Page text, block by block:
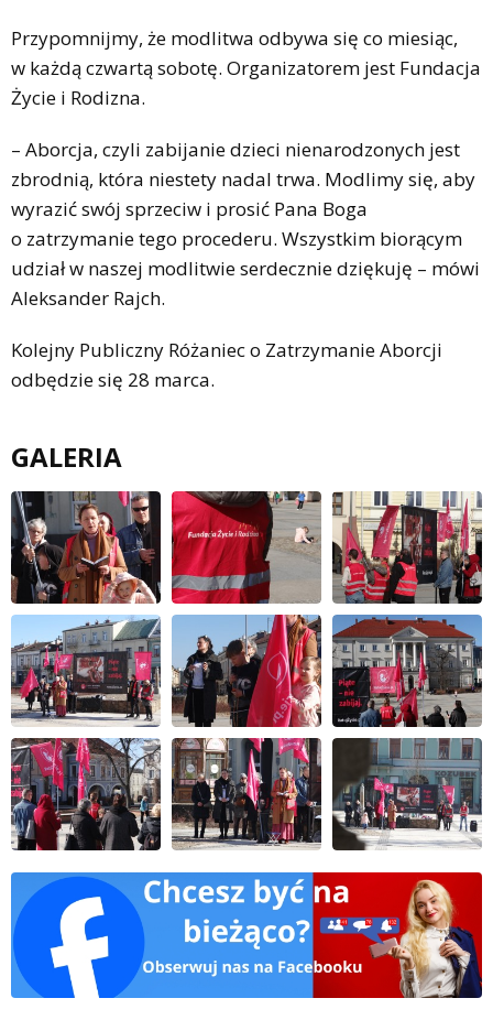
Przypomnijmy, że modlitwa odbywa się co miesiąc,
w każdą czwartą sobotę. Organizatorem jest Fundacja
Życie i Rodizna.
– Aborcja, czyli zabijanie dzieci nienarodzonych jest
zbrodnią, która niestety nadal trwa. Modlimy się, aby
wyrazić swój sprzeciw i prosić Pana Boga
o zatrzymanie tego procederu. Wszystkim biorącym
udział w naszej modlitwie serdecznie dziękuję – mówi
Aleksander Rajch.
Kolejny Publiczny Różaniec o Zatrzymanie Aborcji
odbędzie się 28 marca.
GALERIA